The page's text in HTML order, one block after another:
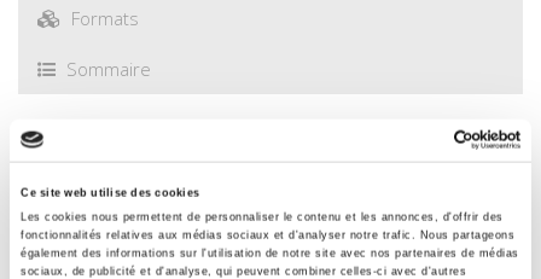
Ce site web utilise des cookies
Les cookies nous permettent de personnaliser le contenu et les annonces, d'offrir des
fonctionnalités relatives aux médias sociaux et d'analyser notre trafic. Nous partageons
également des informations sur l'utilisation de notre site avec nos partenaires de médias
sociaux, de publicité et d'analyse, qui peuvent combiner celles-ci avec d'autres
Formats
Sommaire
Spécifications
Éditeur
Presses de Sciences Po